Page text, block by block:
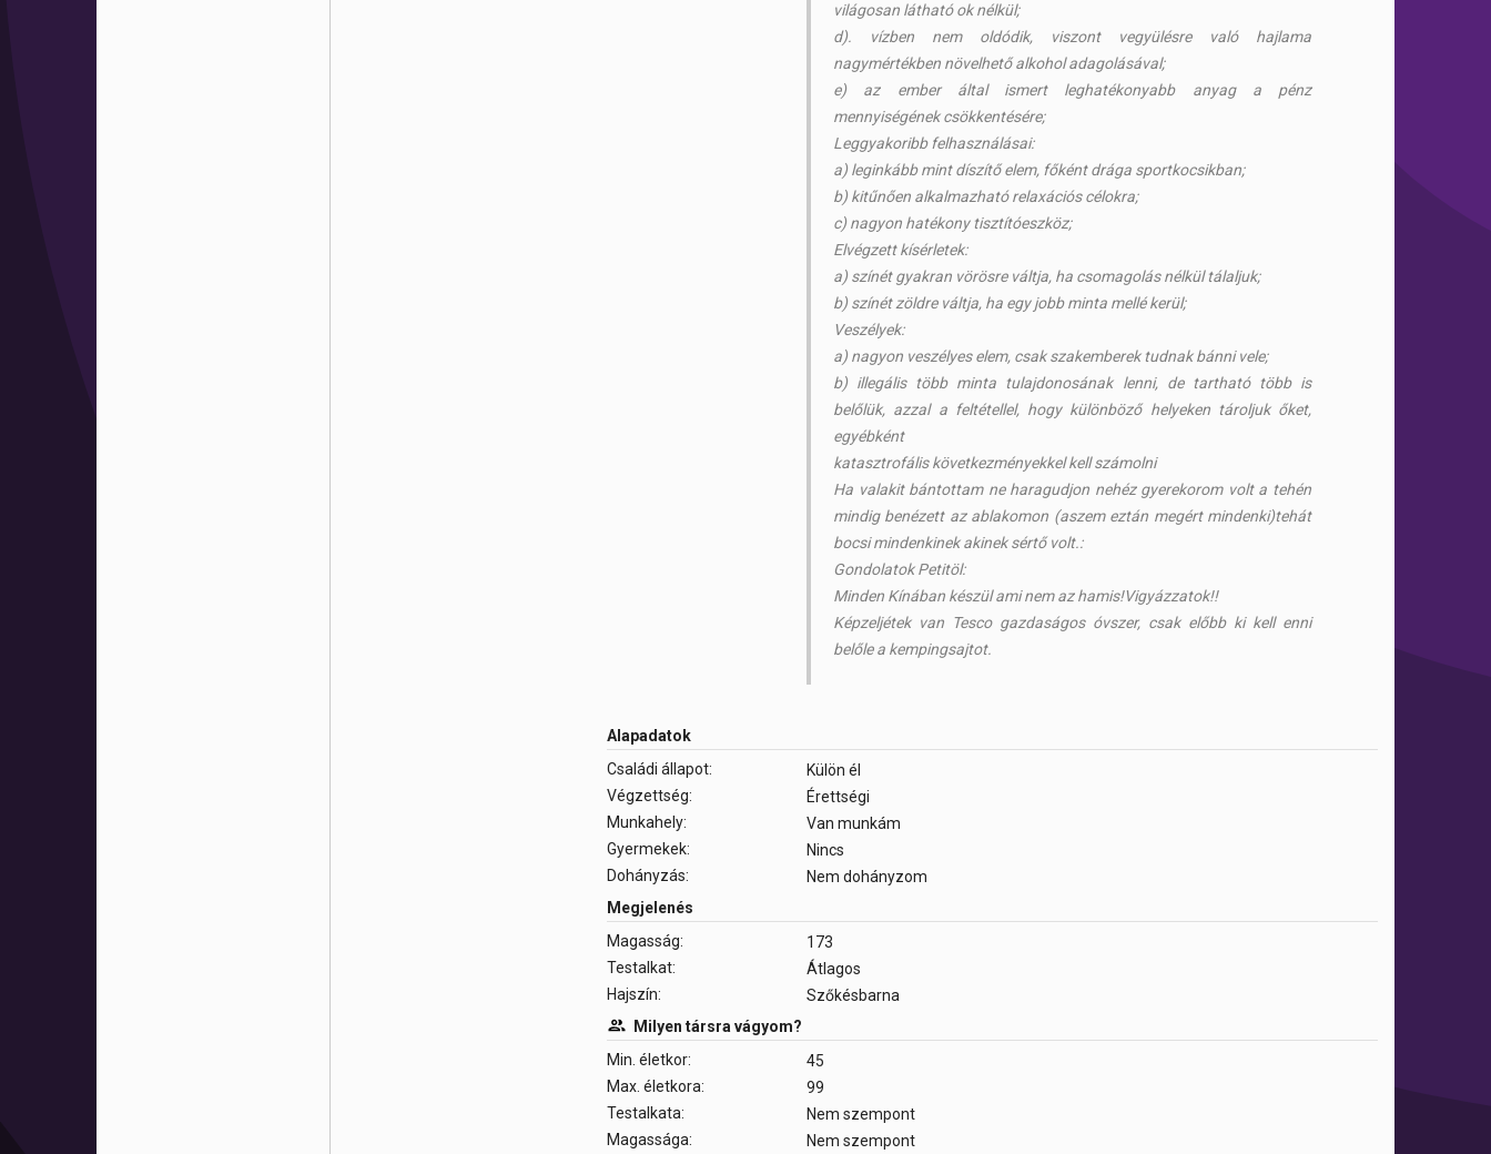
világosan látható ok nélkül;
d). vízben nem oldódik, viszont vegyülésre való hajlama
nagymértékben növelhető alkohol adagolásával;
e) az ember által ismert leghatékonyabb anyag a pénz
mennyiségének csökkentésére;
Leggyakoribb felhasználásai:
a) leginkább mint díszítő elem, főként drága sportkocsikban;
b) kitűnően alkalmazható relaxációs célokra;
c) nagyon hatékony tisztítóeszköz;
Elvégzett kísérletek:
a) színét gyakran vörösre váltja, ha csomagolás nélkül tálaljuk;
b) színét zöldre váltja, ha egy jobb minta mellé kerül;
Veszélyek:
a) nagyon veszélyes elem, csak szakemberek tudnak bánni vele;
b) illegális több minta tulajdonosának lenni, de tartható több is
belőlük, azzal a feltétellel, hogy különböző helyeken tároljuk őket,
egyébként
katasztrofális következményekkel kell számolni
Ha valakit bántottam ne haragudjon nehéz gyerekorom volt a tehén
mindig benézett az ablakomon (aszem eztán megért mindenki)tehát
bocsi mindenkinek akinek sértő volt.:
Gondolatok Petitöl:
Minden Kínában készül ami nem az hamis!Vigyázzatok!!
Képzeljétek van Tesco gazdaságos óvszer, csak előbb ki kell enni
belőle a kempingsajtot.
Alapadatok
Családi állapot:
Külön él
Végzettség:
Érettségi
Munkahely:
Van munkám
Gyermekek:
Nincs
Dohányzás:
Nem dohányzom
Megjelenés
Magasság:
173
Testalkat:
Átlagos
Hajszín:
Szőkésbarna
Milyen társra vágyom?
Min. életkor:
45
Max. életkora:
99
Testalkata:
Nem szempont
Magassága:
Nem szempont